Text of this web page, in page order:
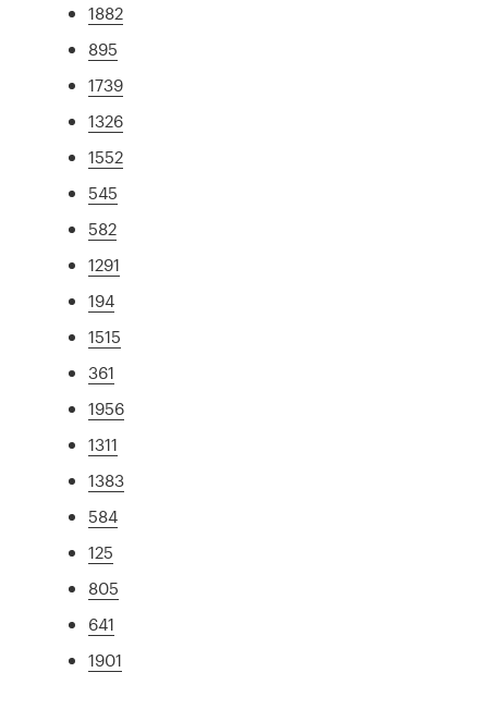
1882
895
1739
1326
1552
545
582
1291
194
1515
361
1956
1311
1383
584
125
805
641
1901